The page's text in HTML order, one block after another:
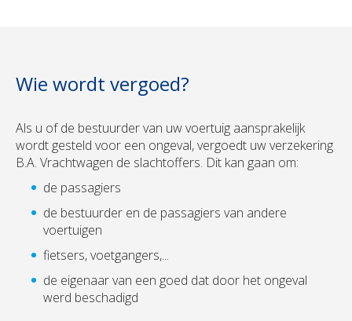
Wie wordt vergoed?
Als u of de bestuurder van uw voertuig aansprakelijk
wordt gesteld voor een ongeval, vergoedt uw verzekering
B.A. Vrachtwagen de slachtoffers. Dit kan gaan om:
de passagiers
de bestuurder en de passagiers van andere
voertuigen
fietsers, voetgangers,...
de eigenaar van een goed dat door het ongeval
werd beschadigd